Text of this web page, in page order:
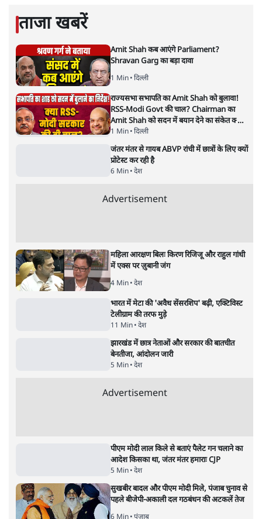
ताजा खबरें
Amit Shah कब आएंगे Parliament?
Shravan Garg का बड़ा दावा
1 Min• दिल्ली
राज्यसभा सभापति का Amit Shah को बुलावा!
RSS-Modi Govt की चाल? Chairman का
Amit Shah को सदन में बयान देने का संकेत क्यों?
Senior journalist Vinod Agnihotri ने इसे
Modi Government और RSS की संभावित
strategy से जोड़कर बड़ा सवाल उठाया है।
1 Min• दिल्ली
जंतर मंतर से गायब ABVP रांची में छात्रों के लिए क्यों
प्रोटेस्ट कर रही है
महिला आरक्षण बिलः किरण रिजिजू और राहुल गांधी
भारत में मेटा की 'अवैध सेंसरशिप' बढ़ी, एक्टिविस्ट
टेलीग्राम की तरफ मुड़े
11 Min •देश
झारखंड में छात्र नेताओं और सरकार की बातचीत
5 Min•देश
पीएम मोदी लाल किले से बताएं पैलेट गन चलाने का
आदेश किसका था, जंतर मंतर हमाराः CJP
5 Min•देश